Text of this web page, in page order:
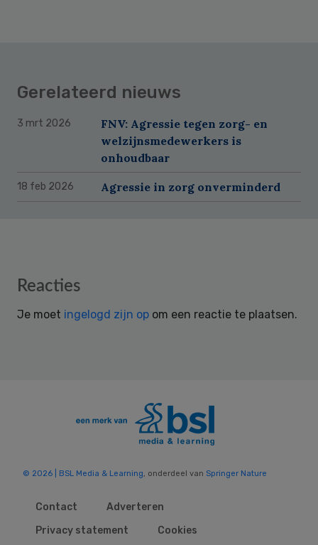
Gerelateerd nieuws
3 mrt 2026
FNV: Agressie tegen zorg- en
welzijnsmedewerkers is
onhoudbaar
18 feb 2026 Agressie in zorg onverminderd
Reader
Reacties
Je moet ingelogd zijn op om een reactie te plaatsen.
© 2026 | BSL Media & Learning, onderdeel van Springer Nature
Contact
Adverteren
Privacy statement
Cookies